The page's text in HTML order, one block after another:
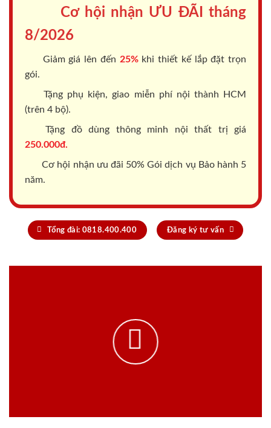
Cơ hội nhận ƯU ĐÃI tháng
8/2026
Giảm giá lên đến 25%khi thiết kế lắp đặt trọn
gói.
Tặng phụ kiện, giao miễn phí nội thành HCM
(trên 4 bộ).
Tặng đồ dùng thông minh nội thất trị giá
250.000đ.
Cơ hội nhận ưu đãi 50% Gói dịch vụ Bảo hành 5
năm.
Tổng đài: 0818.400.400 Đăng ký tư vấn